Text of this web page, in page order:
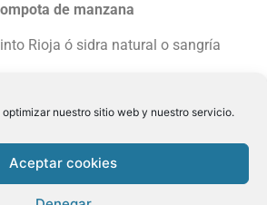
nuestro sitio web y nuestro servicio.
Aceptar cookies
de manzana
Rioja ó sidra natural o sangría
por comensal IVA incluido